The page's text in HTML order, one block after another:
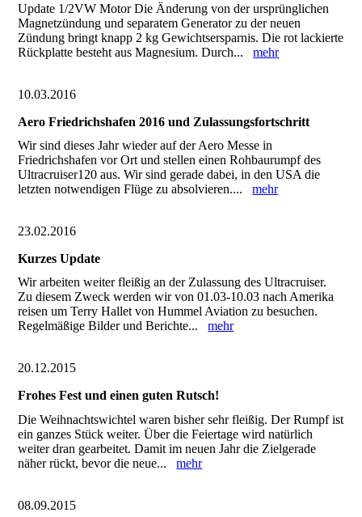
Update 1/2VW Motor Die Änderung von der ursprünglichen
Magnetzündung und separatem Generator zu der neuen
Zündung bringt knapp 2 kg Gewichtsersparnis. Die rot lackierte
Rückplatte besteht aus Magnesium. Durch...mehr
10.03.2016
Aero Friedrichshafen 2016 und Zulassungsfortschritt
Wir sind dieses Jahr wieder auf der Aero Messe in
Friedrichshafen vor Ort und stellen einen Rohbaurumpf des
Ultracruiser120 aus. Wir sind gerade dabei, in den USA die
letzten notwendigen Flüge zu absolvieren....mehr
23.02.2016
Kurzes Update
Wir arbeiten weiter fleißig an der Zulassung des Ultracruiser.
Zu diesem Zweck werden wir von 01.03-10.03 nach Amerika
reisen um Terry Hallet von Hummel Aviation zu besuchen.
Regelmäßige Bilder und Berichte...mehr
20.12.2015
Frohes Fest und einen guten Rutsch!
Die Weihnachtswichtel waren bisher sehr fleißig. Der Rumpf ist
ein ganzes Stück weiter. Über die Feiertage wird natürlich
weiter dran gearbeitet. Damit im neuen Jahr die Zielgerade
näher rückt, bevor die neue...mehr
08.09.2015